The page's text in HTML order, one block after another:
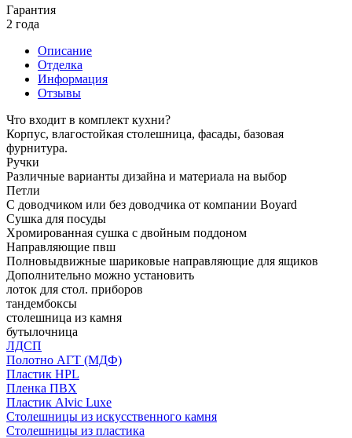
Гарантия
2 года
Описание
Отделка
Информация
Отзывы
Что входит в комплект кухни?
Корпус, влагостойкая столешница, фасады, базовая
фурнитура.
Ручки
Различные варианты дизайна и материала на выбор
Петли
С доводчиком или без доводчика от компании Boyard
Сушка для посуды
Хромированная сушка с двойным поддоном
Направляющие пвш
Полновыдвижные шариковые направляющие для ящиков
Дополнительно можно установить
лоток для стол. приборов
тандембоксы
столешница из камня
бутылочница
ЛДСП
Полотно АГТ (МДФ)
Пластик HPL
Пленка ПВХ
Пластик Alvic Luxe
Столешницы из искусственного камня
Столешницы из пластика